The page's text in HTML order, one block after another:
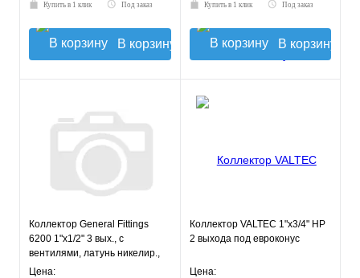
Купить в 1 клик Под заказ
В корзину
Купить в 1 клик Под заказ
В корзину
Коллектор General Fittings
6200 1"х1/2" 3 вых., c
вентилями, латунь никелир.,
синий регулятор
Цена:
Коллектор VALTEC 1"х3/4" НР
2 выхода под евроконус
Цена: